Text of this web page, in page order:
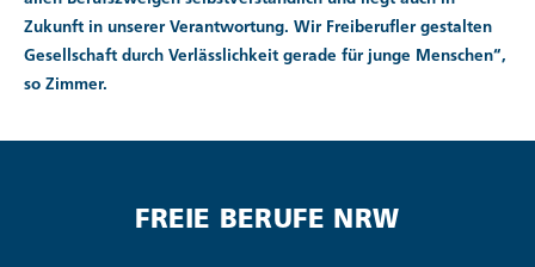
Zukunft in unserer Verantwortung. Wir Freiberufler gestalten
Gesellschaft durch Verlässlichkeit gerade für junge Menschen“,
so Zimmer.
FREIE BERUFE NRW